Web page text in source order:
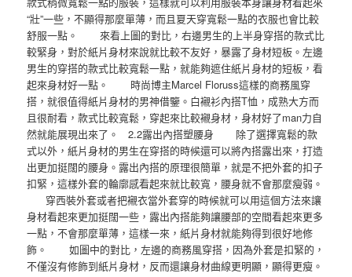
“壯”一些，不顯得那麼單薄，而且夏天穿寬鬆一點的衣服也會比較
舒服一點。 來看上圖的對比，右邊男生的上半身穿搭的款式比
較緊身，對於紙片身材來說就比較不友好，暴露了身材短板。左邊
男生的穿搭的款式比較寬鬆一點，就能夠遮住紙片身材的短板，看
起來身材好一點。 時尚博主Marcel Floruss這樣的商務風穿
搭，就很值得紙片身材的男神借鑒。白襯衫內搭T恤，成熟大方而
且很耐看，款式比較寬鬆，穿起來比較襯身材，身材好了man力自
然就能展現出來了。 2.2露出內搭塑腰身 除了選擇寬鬆的款
式以外，紙片身材的男生在穿搭的時候還可以將內搭露出來，打造
出更加挺闊的腰身。露出內搭的原理很簡單，就是不把外套的扣子
扣緊，這樣外套的輪廓感看起來就比較寬，腰身就不會那麼瘦弱。
穿西裝外套或者把襯衣當外套穿的時候就可以用這個方法來讓
身材看起來更加挺闊一些，露出內搭能夠讓腰部的空間看起來更多
一點，不會那麼單薄，這樣一來，紙片身材就能夠得到很好地修
飾。 如圖中的對比，左邊的商務風穿搭，因為外套是扣緊的，
不僅沒有修飾到紙片身材，反而還讓身材曲線更明顯，顯得更瘦。